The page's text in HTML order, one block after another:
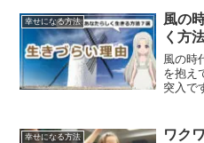
幸せになる方法
風の
く方
風の時
を抱え
突入で
必要
必要
く方法
幸せになる方法
ワク